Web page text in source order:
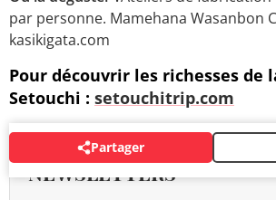
par personne. Mamehana Wasanbon
kasikigata.com
Pour découvrir les richesses de
Setouchi : setouchitrip.com
Partager
NEWSLETTERS